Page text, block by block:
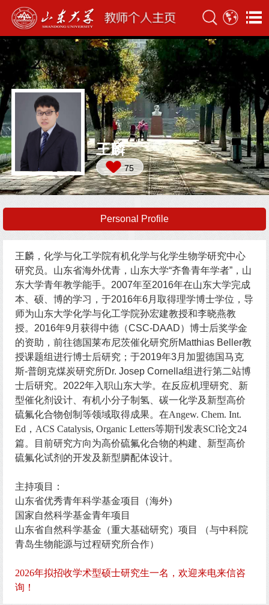
王麟
75
Personal Profile
王麟，化学与化工学院有机化学与化学生物学研究中心
研究员。山东省海外优青，山东大学“齐鲁青年学者”，山
东大学青年教学能手。2007年至2016年在山东大学完成
本、硕、博的学习，于2016年6月取得理学博士学位，导
师为山东大学化学与化工学院孙宏建教授和李晓燕教
授。2016年9月获得中德（CSC-DAAD）博士后奖学金
的资助，前往德国莱布尼茨催化研究所Matthias Beller教
授课题组进行博士后研究；于2019年3月加盟德国马克
斯-普朗克煤炭研究所Dr. Josep Cornella组进行第二站博
士后研究。2022年入职山东大学。 在反应机理研究、新
型催化剂设计、有机小分子制氢、碳一化学及新型高价
硫氟化合物创制等领域取得成果。在Angew. Chem. Int.
Ed，ACS Catalysis, Organic Letters等期刊发表SCI论文24
篇。目前研究方向为高价硫氟化合物的构建、新型高价
硫氟化试剂的开发及新型膦配体设计。
主持项目：
山东省优秀青年科学基金项目（海外)
国家自然科学基金青年项目
山东省自然科学基金（重大基础研究）项目 （与中科院
青岛生物能源与过程研究所合作）
2026年拟招收学术型硕士研究生一名，欢迎来电来信咨
询！